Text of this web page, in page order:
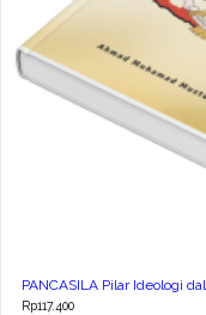
PANCASILA Pilar Ideologi
Rp117.400